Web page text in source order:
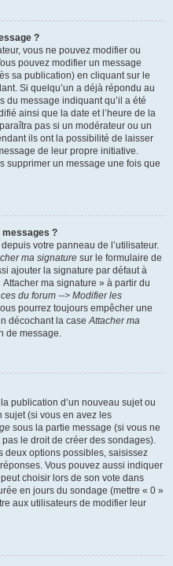
?
vous ne pouvez modifier ou
pouvez modifier un message
sa publication) en cliquant sur le
Si quelqu’un a déjà répondu au
du message indiquant qu’il a été
ainsi que la date et l’heure de la
pas si un modérateur ou un
ils ont la possibilité de laisser
de leur propre initiative.
supprimer un message une fois que
messages ?
votre panneau de l’utilisateur.
ma signature sur le formulaire de
ajouter la signature par défaut à
ma signature » à partir du
du forum --> Modifier les
pourrez toujours empêcher une
décochant la caseAttacher ma
de message.
publication d’un nouveau sujet ou
sujet (si vous en avez les
sous la partie message (si vous ne
le droit de créer des sondages).
deux options possibles, saisissez
Vous pouvez aussi indiquer
choisir lors de son vote dans
en jours du sondage (mettre « 0 »
aux utilisateurs de modifier leur